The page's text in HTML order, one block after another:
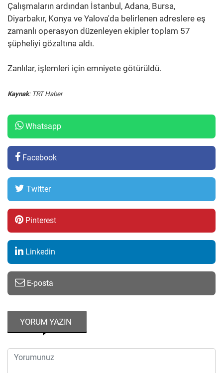
Çalışmaların ardından İstanbul, Adana, Bursa,
Diyarbakır, Konya ve Yalova'da belirlenen adreslere eş
zamanlı operasyon düzenleyen ekipler toplam 57
şüpheliyi gözaltına aldı.
Zanlılar, işlemleri için emniyete götürüldü.
Kaynak: TRT Haber
Whatsapp
Facebook
Twitter
Pinterest
Linkedin
E-posta
YORUM YAZIN